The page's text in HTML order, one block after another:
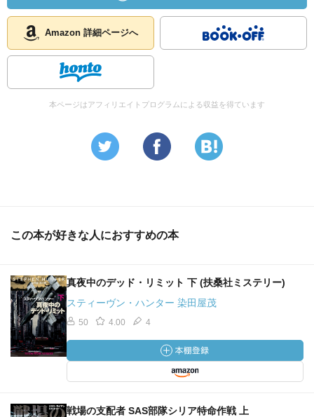
Amazon 詳細ページへ
本ページはアフィリエイトプログラムによる収益を得ています
この本が好きな人におすすめの本
真夜中のデッド・リミット 下 (扶桑社ミステリー)
スティーヴン・ハンター 染田屋茂
50 4.00 4
戦場の支配者 SAS部隊シリア特命作戦 上